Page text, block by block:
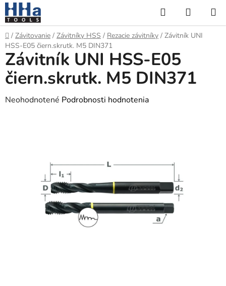
Prejsť
na
obsah
Hľadať
KOŠÍK
Domov
/ Závitovanie / Závitníky HSS / Rezacie závitníky / Závitník UNI
HSS-E05 čiern.skrutk. M5 DIN371
Závitník UNI HSS-E05
čiern.skrutk. M5 DIN371
Priemerné
hviezdičiek.
Neohodnotené Podrobnosti hodnotenia